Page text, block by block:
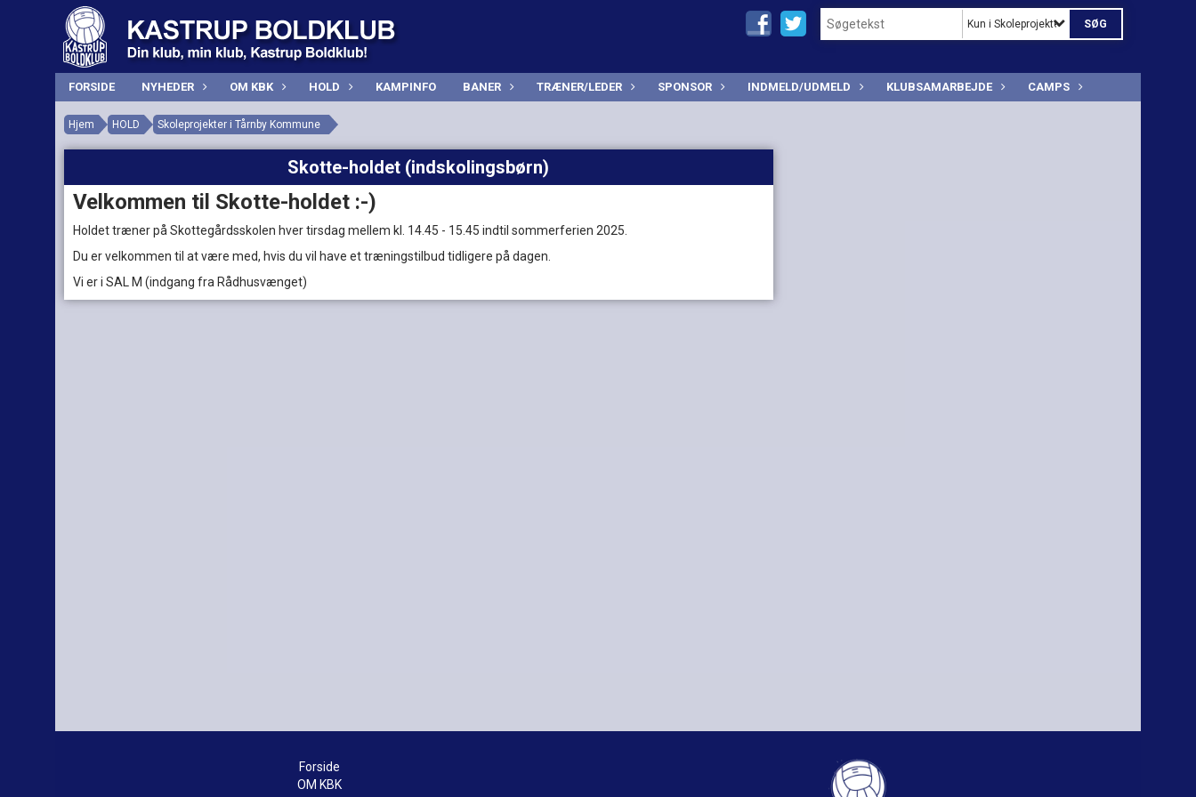
Kun i Skoleprojekter i Tårnby Kommune
FORSIDE NYHEDER OM KBK HOLD KAMPINFO BANER TRÆNER/LEDER SPONSOR INDMELD/UDMELD KLUBSAMARBEJDE CAMPS
Hjem HOLD Skoleprojekter i Tårnby Kommune
Skotte-holdet (indskolingsbørn)
Velkommen til Skotte-holdet :-)
Holdet træner på Skottegårdsskolen hver tirsdag mellem kl. 14.45 - 15.45 indtil sommerferien 2025.
Du er velkommen til at være med, hvis du vil have et træningstilbud tidligere på dagen.
Vi er i SAL M (indgang fra Rådhusvænget)
Forside
OM KBK